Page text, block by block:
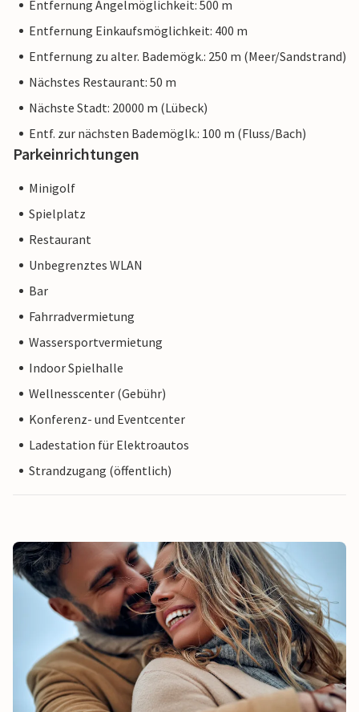
Entfernung Angelmöglichkeit: 500 m
Entfernung Einkaufsmöglichkeit: 400 m
Entfernung zu alter. Bademögk.: 250 m (Meer/Sandstrand)
Nächstes Restaurant: 50 m
Nächste Stadt: 20000 m (Lübeck)
Entf. zur nächsten Bademöglk.: 100 m (Fluss/Bach)
Parkeinrichtungen
Minigolf
Spielplatz
Restaurant
Unbegrenztes WLAN
Bar
Fahrradvermietung
Wassersportvermietung
Indoor Spielhalle
Wellnesscenter (Gebühr)
Konferenz- und Eventcenter
Ladestation für Elektroautos
Strandzugang (öffentlich)